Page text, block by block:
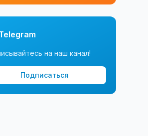
на наш канал!
Подписаться